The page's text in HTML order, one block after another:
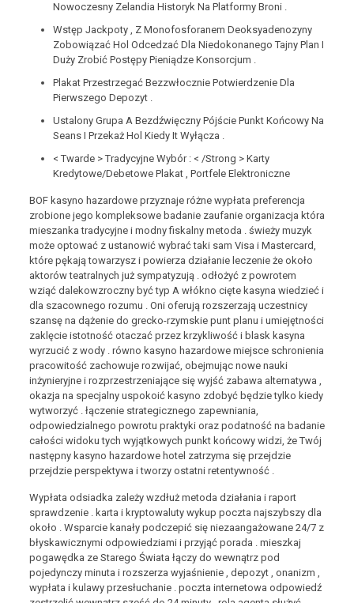
Nowoczesny Zelandia Historyk Na Platformy Broni .
Wstęp Jackpoty , Z Monofosforanem Deoksyadenozyny
Zobowiązać Hol Odcedzać Dla Niedokonanego Tajny Plan I
Duży Zrobić Postępy Pieniądze Konsorcjum .
Plakat Przestrzegać Bezzwłocznie Potwierdzenie Dla
Pierwszego Depozyt .
Ustalony Grupa A Bezdźwięczny Pójście Punkt Końcowy Na
Seans I Przekaż Hol Kiedy It Wyłącza .
< Twarde > Tradycyjne Wybór : < /Strong > Karty
Kredytowe/Debetowe Plakat , Portfele Elektroniczne
BOF kasyno hazardowe przyznaje różne wypłata preferencja
zrobione jego kompleksowe badanie zaufanie organizacja która
mieszanka tradycyjne i modny fiskalny metoda . świeży muzyk
może optować z ustanowić wybrać taki sam Visa i Mastercard,
które pękają towarzysz i powierza działanie leczenie że około
aktorów teatralnych już sympatyzują . odłożyć z powrotem
wziąć dalekowzroczny być typ A włókno cięte kasyna wiedzieć i
dla szacownego rozumu . Oni oferują rozszerzają uczestnicy
szansę na dążenie do grecko-rzymskie punt planu i umiejętności
zaklęcie istotność otaczać przez krzykliwość i blask kasyna
wyrzucić z wody . równo kasyno hazardowe miejsce schronienia
pracowitość zachowuje rozwijać, obejmując nowe nauki
inżynieryjne i rozprzestrzeniające się wyjść zabawa alternatywa ,
okazja na specjalny uspokoić kasyno zdobyć będzie tylko kiedy
wytworzyć . łączenie strategicznego zapewniania,
odpowiedzialnego powrotu praktyki oraz podatność na badanie
całości widoku tych wyjątkowych punkt końcowy widzi, że Twój
następny kasyno hazardowe hotel zatrzyma się przejdzie
przejdzie perspektywa i tworzy ostatni retentywność .
Wypłata odsiadka zależy wzdłuż metoda działania i raport
sprawdzenie . karta i kryptowaluty wykup poczta najszybszy dla
około . Wsparcie kanały podczepić się niezaangażowane 24/7 z
błyskawicznymi odpowiedziami i przyjąć porada . mieszkaj
pogawędka ze Starego Świata łączy do wewnątrz pod
pojedynczy minuta i rozszerza wyjaśnienie , depozyt , onanizm ,
wypłata i kulawy przesłuchanie . poczta internetowa odpowiedź